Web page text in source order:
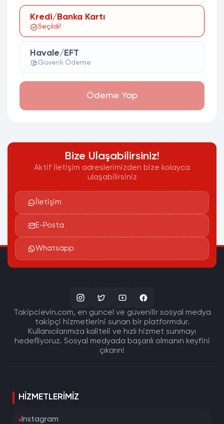
Kredi/Banka Kartı
Seçildi!
Havale/EFT
Güvenli Ödeme
Ödeme Yap
Bize Ulaşabilirsiniz!
Aktif iletişim adreslerimizden bize kolayca
ulaşabilirsiniz
İletişim
E-Posta
Whatsapp
Takipcievin.com, en güncel ve güvenilir sosyal medya
takipçi hizmetlerini sunan bir platformdur.
Kullanıcılarımıza kaliteli ve hızlı hizmet sunmayı
hedefliyoruz. Sosyal medyada başarılı olmanın keyfini
çıkarın!
HIZMETLERIMIZ
Instagram